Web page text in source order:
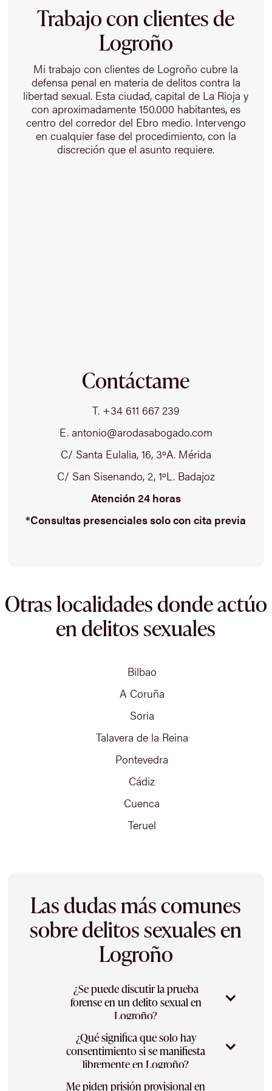
Trabajo con clientes de
Logroño
Mi trabajo con clientes de Logroño cubre la
defensa penal en materia de delitos contra la
libertad sexual. Esta ciudad, capital de La Rioja y
con aproximadamente 150.000 habitantes, es
centro del corredor del Ebro medio. Intervengo
en cualquier fase del procedimiento, con la
discreción que el asunto requiere.
Contáctame
T. +34 611 667 239
E. antonio@arodasabogado.com
C/ Santa Eulalia, 16, 3ºA. Mérida
C/ San Sisenando, 2, 1ºL. Badajoz
Atención 24 horas
*Consultas presenciales solo con cita previa
Otras localidades donde actúo
en delitos sexuales
Bilbao
A Coruña
Soria
Talavera de la Reina
Pontevedra
Cádiz
Cuenca
Teruel
Las dudas más comunes
sobre delitos sexuales en
Logroño
¿Se puede discutir la prueba
forense en un delito sexual en
Logroño?
La prueba pericial y forense suele ser central
en estos casos, y debe practicarse con todas
las garantías. En tu caso en Logroño analizo
esos informes y, cuando procede, aporto una
¿Qué significa que solo hay
consentimiento si se manifiesta
libremente en Logroño?
Me piden prisión provisional en